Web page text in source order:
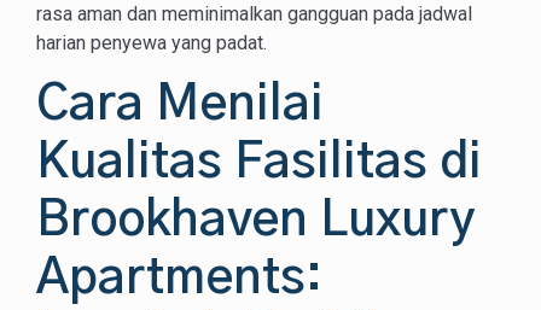
rasa aman dan meminimalkan gangguan pada jadwal
harian penyewa yang padat.
Cara Menilai
Kualitas Fasilitas di
Brookhaven Luxury
Apartments: